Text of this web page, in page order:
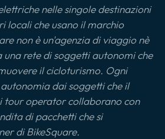
nelle singole destinazioni
locali che usano il marchio
non è un'agenzia di viaggio nè
rete di soggetti autonomi che
il cicloturismo. Ogni
dai soggetti che il
tour operator collaborano con
di pacchetti che si
di BikeSquare.